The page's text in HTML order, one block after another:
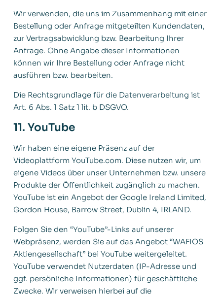
Wir verwenden, die uns im Zusammenhang mit einer
Bestellung oder Anfrage mitgeteilten Kundendaten,
zur Vertragsabwicklung bzw. Bearbeitung Ihrer
Anfrage. Ohne Angabe dieser Informationen
können wir Ihre Bestellung oder Anfrage nicht
ausführen bzw. bearbeiten.
Die Rechtsgrundlage für die Datenverarbeitung ist
Art. 6 Abs. 1 Satz 1 lit. b DSGVO.
11. YouTube
Wir haben eine eigene Präsenz auf der
Videoplattform YouTube.com. Diese nutzen wir, um
eigene Videos über unser Unternehmen bzw. unsere
Produkte der Öffentlichkeit zugänglich zu machen.
YouTube ist ein Angebot der Google Ireland Limited,
Gordon House, Barrow Street, Dublin 4, IRLAND.
Folgen Sie den “YouTube”-Links auf unserer
Webpräsenz, werden Sie auf das Angebot “WAFIOS
Aktiengesellschaft” bei YouTube weitergeleitet.
YouTube verwendet Nutzerdaten (IP-Adresse und
ggf. persönliche Informationen) für geschäftliche
Zwecke. Wir verweisen hierbei auf die